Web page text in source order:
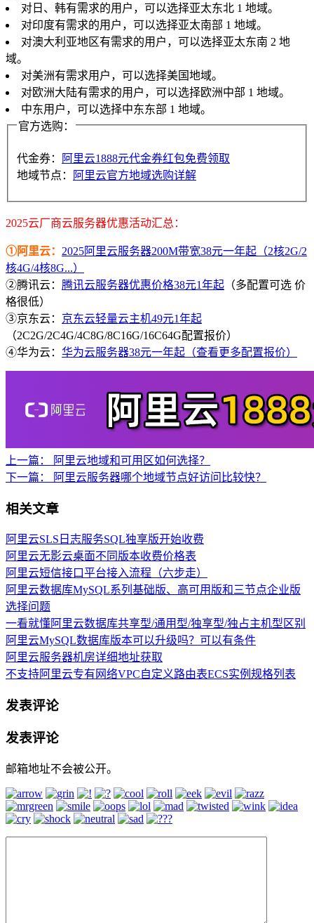
对日、韩有需求的用户，可以选择亚太东北 1 地域。
对印度有需求的用户，可以选择亚太南部 1 地域。
对澳大利亚地区有需求的用户，可以选择亚太东南 2 地
域。
对美洲有需求用户，可以选择美国地域。
对欧洲大陆有需求的用户，可以选择欧洲中部 1 地域。
中东用户，可以选择中东东部 1 地域。
官方选购：
代金券：
阿里云1888元代金券红包免费领取
地域节点：
阿里云官方地域选购详解
2025云厂商云服务器优惠活动汇总：
①阿里云： 2025阿里云服务器200M带宽38元一年起（2核2G/2
核4G/4核8G...）
②腾讯云： 腾讯云服务器优惠价格38元1年起 （多配置可选 价
格很低）
③京东云： 京东云轻量云主机49元1年起
（2C2G/2C4G/4C8G/8C16G/16C64G配置报价）
④华为云： 华为云服务器38元一年起（查看更多配置报价）
上一篇：
阿里云地域和可用区如何选择？
下一篇：
阿里云服务器哪个地域节点好访问比较快？
相关文章
阿里云SLS日志服务SQL独享版开始收费
阿里云无影云桌面不同版本收费价格表
阿里云短信接口平台接入流程（六步走）
阿里云数据库MySQL系列基础版、高可用版和三节点企业版
选择问题
一看就懂阿里云数据库共享型/通用型/独享型/独占主机型区别
阿里云MySQL数据库版本可以升级吗？可以有条件
阿里云服务器机房详细地址获取
不支持阿里云专有网络VPC自定义路由表ECS实例规格列表
发表评论
发表评论
邮箱地址不会被公开。